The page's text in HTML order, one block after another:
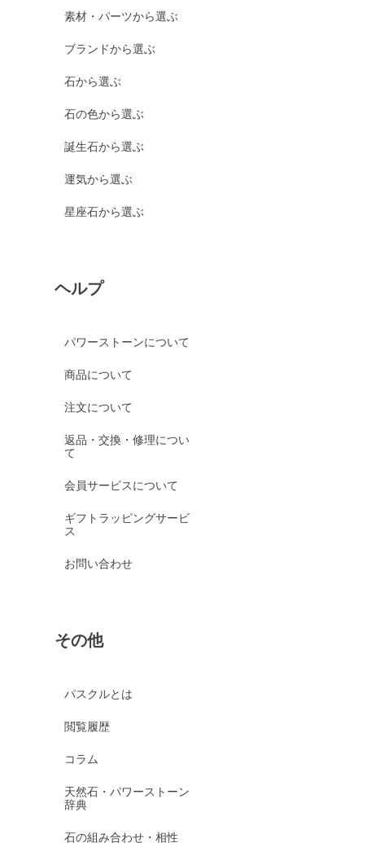
オレンジカルサイト
カルセドニー各種
ホワイトカルセドニー
シーブルーカルセドニー
ガーデンクォーツ
オレンジガーネット
ロードライトガーネット
京都オパール
クイーンコンクシェル
クォーツァイト各種
グリーンクォーツァイト
鞍馬石
クリスタル各種
クラック水晶
レインボークォーツ
レムリアンシードクリスタ
ムーンクォーツ
素材・パーツから選ぶ
ブランドから選ぶ
石から選ぶ
石の色から選ぶ
誕生石から選ぶ
運気から選ぶ
星座石から選ぶ
ヘルプ
パワーストーンについて
商品について
注文について
返品・交換・修理につい
て
会員サービスについて
ギフトラッピングサービ
ス
お問い合わせ
その他
パスクルとは
閲覧履歴
コラム
天然石・パワーストーン
辞典
石の組み合わせ・相性